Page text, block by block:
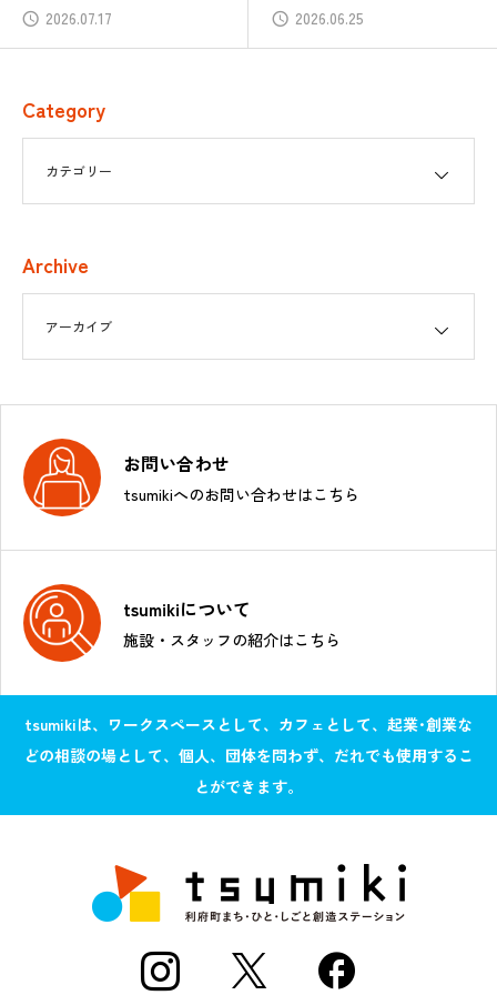
2026.07.17 2026.06.25
Category
Archive
お問い合わせ
tsumikiへのお問い合わせはこちら
tsumikiについて
施設・スタッフの紹介はこちら
tsumikiは、ワークスペースとして、カフェとして、起業･創業な
どの相談の場として、個人、団体を問わず、だれでも使用するこ
とができます。